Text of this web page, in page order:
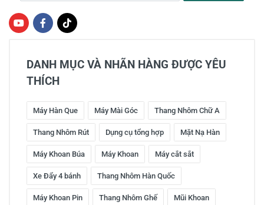
DANH MỤC VÀ NHÃN HÀNG ĐƯỢC YÊU
THÍCH
Máy Hàn Que Máy Mài Góc Thang Nhôm Chữ A
Thang Nhôm Rút Dụng cụ tổng hợp Mặt Nạ Hàn
Máy Khoan Búa Máy Khoan Máy cắt sắt
Xe Đẩy 4 bánh Thang Nhôm Hàn Quốc
Máy Khoan Pin Thang Nhôm Ghế Mũi Khoan